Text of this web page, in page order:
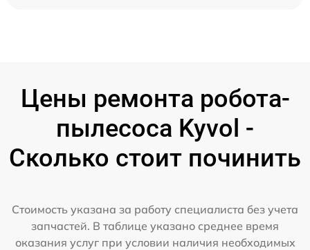
Цены ремонта робота-
пылесоса Kyvol -
Сколько стоит починить
Стоимость указана за работу специалиста без учета
запчастей. В таблице указано среднее время
оказания услуг при условии наличия необходимых